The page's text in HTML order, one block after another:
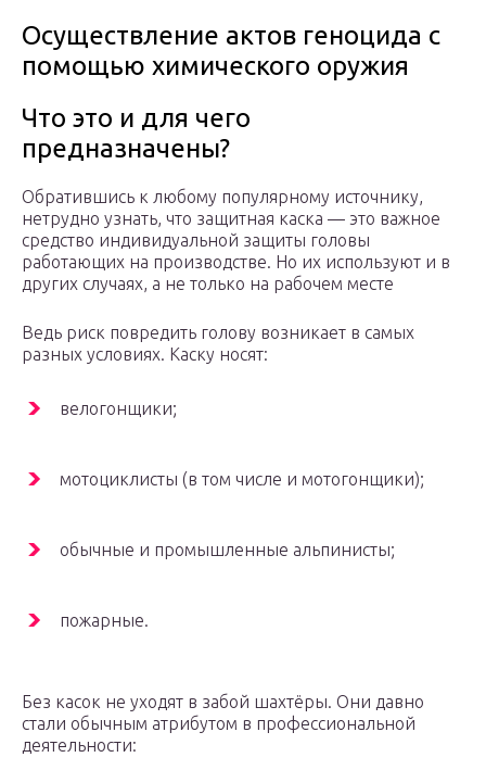
Осуществление актов геноцида с
помощью химического оружия
Что это и для чего
предназначены?
Обратившись к любому популярному источнику,
нетрудно узнать, что защитная каска — это важное
средство индивидуальной защиты головы
работающих на производстве. Но их используют и в
других случаях, а не только на рабочем месте
Ведь риск повредить голову возникает в самых
разных условиях. Каску носят:
велогонщики;
мотоциклисты (в том числе и мотогонщики);
обычные и промышленные альпинисты;
пожарные.
Без касок не уходят в забой шахтёры. Они давно
стали обычным атрибутом в профессиональной
деятельности: